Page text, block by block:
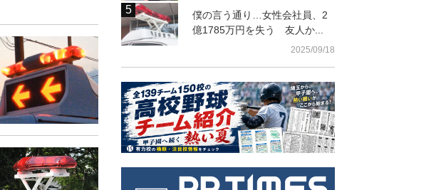
僕の言う通り…女性会社員、2
億1785万円を失う 友人か...
2025/09/18